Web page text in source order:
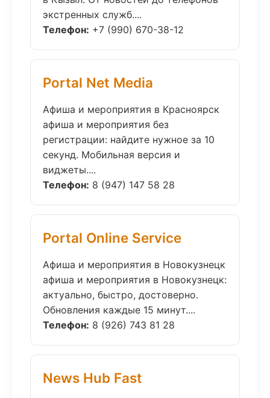
экстренных служб....
Телефон: +7 (990) 670-38-12
Portal Net Media
Афиша и мероприятия в Красноярск
афиша и мероприятия без
регистрации: найдите нужное за 10
секунд. Мобильная версия и
виджеты....
Телефон: 8 (947) 147 58 28
Portal Online Service
Афиша и мероприятия в Новокузнецк
афиша и мероприятия в Новокузнецк:
актуально, быстро, достоверно.
Обновления каждые 15 минут....
Телефон: 8 (926) 743 81 28
News Hub Fast